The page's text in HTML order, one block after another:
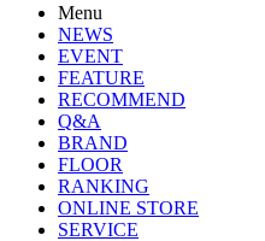
Menu
NEWS
EVENT
FEATURE
RECOMMEND
Q&A
BRAND
FLOOR
RANKING
ONLINE STORE
SERVICE